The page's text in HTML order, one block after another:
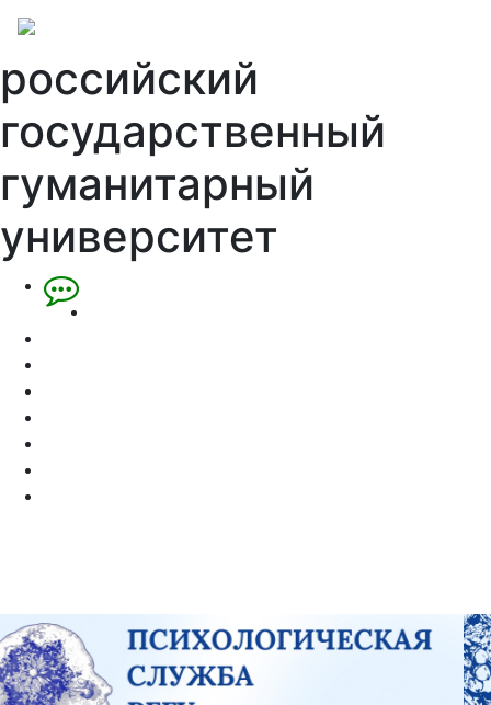
российский
государственный
гуманитарный
университет